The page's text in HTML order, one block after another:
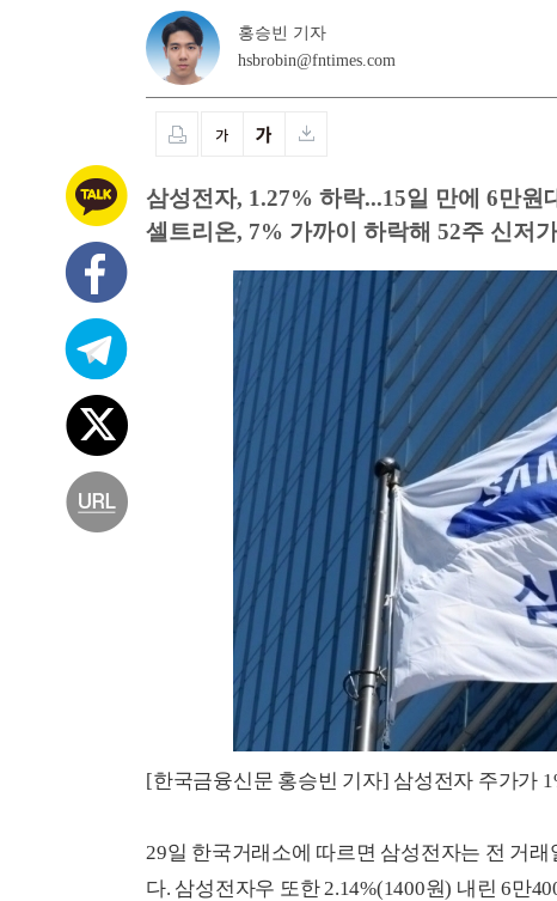
홍승빈 기자
hsbrobin@fntimes.com
삼성전자, 1.27% 하락...15일 만에 6만원
셀트리온, 7% 가까이 하락해 52주 신저
[한국금융신문 홍승빈 기자] 삼성전자 주가가
29일 한국거래소에 따르면 삼성전자는 전 거
다. 삼성전자우 또한 2.14%(1400원) 내린 6만